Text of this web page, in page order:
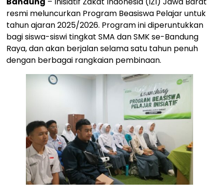
resmi meluncurkan Program Beasiswa Pelajar untuk
tahun ajaran 2025/2026. Program ini diperuntukkan
bagi siswa-siswi tingkat SMA dan SMK se-Bandung
Raya, dan akan berjalan selama satu tahun penuh
dengan berbagai rangkaian pembinaan.